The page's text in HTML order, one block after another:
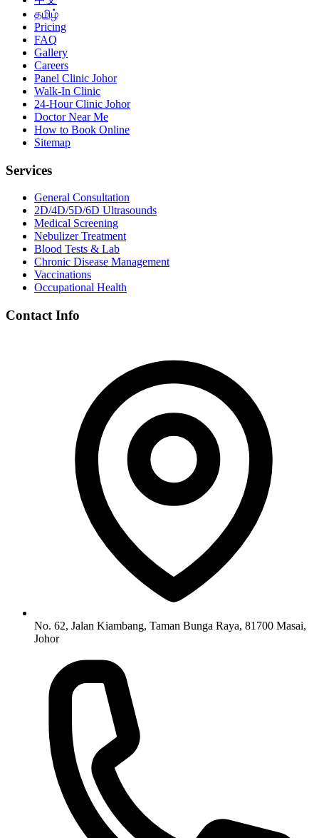
தமிழ்
Pricing
FAQ
Gallery
Careers
Panel Clinic Johor
Walk-In Clinic
24-Hour Clinic Johor
Doctor Near Me
How to Book Online
Sitemap
Services
General Consultation
2D/4D/5D/6D Ultrasounds
Medical Screening
Nebulizer Treatment
Blood Tests & Lab
Chronic Disease Management
Vaccinations
Occupational Health
Contact Info
No. 62, Jalan Kiambang, Taman Bunga Raya, 81700 Masai,
Johor